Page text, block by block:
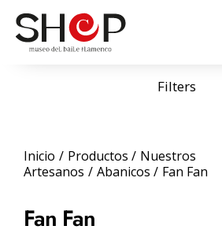
Inicio Productos
Nuestros
Artesanos
Abanicos Fan Fan
Fan Fan
Filters